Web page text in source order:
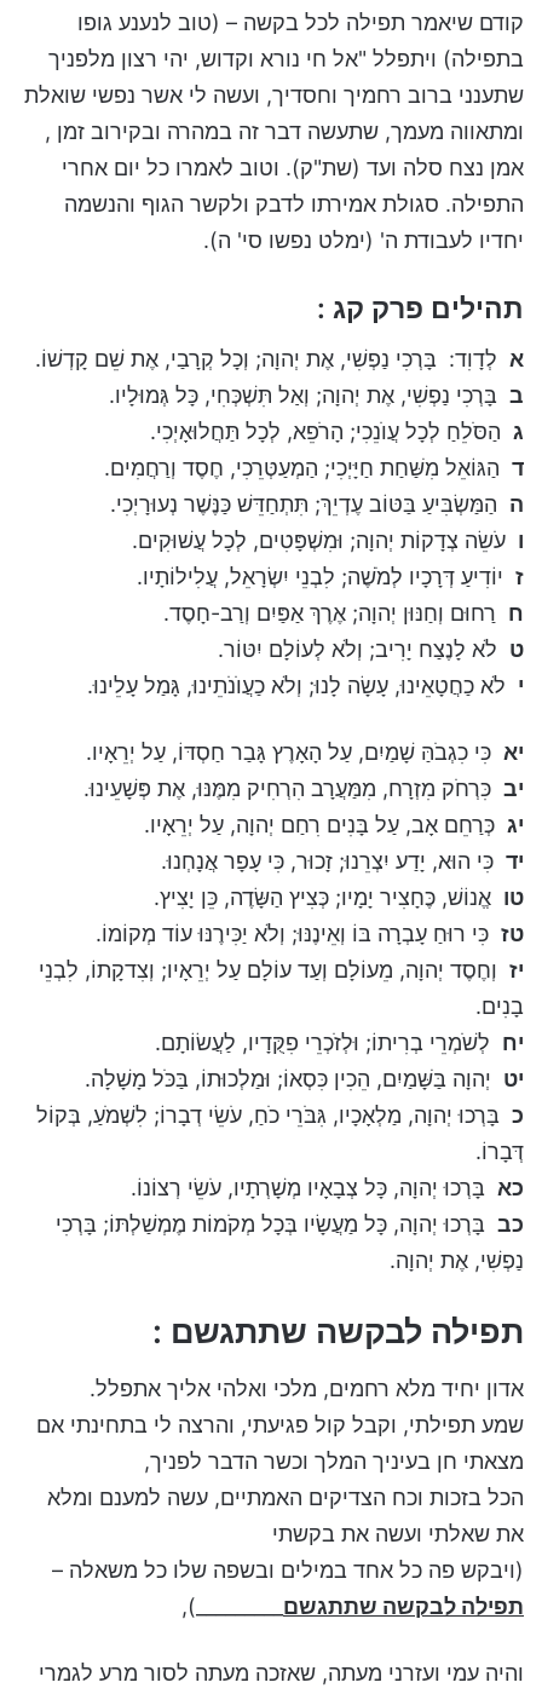
קודם שיאמר תפילה לכל בקשה – (טוב לנענע גופו
בתפילה) ויתפלל "אל חי נורא וקדוש, יהי רצון מלפניך
שתענני ברוב רחמיך וחסדיך, ועשה לי אשר נפשי שואלת
ומתאווה מעמך, שתעשה דבר זה במהרה ובקירוב זמן ,
אמן נצח סלה ועד (שת"ק). וטוב לאמרו כל יום אחרי
התפילה. סגולת אמירתו לדבק ולקשר הגוף והנשמה
יחדיו לעבודת ה' (ימלט נפשו סי' ה).
תהילים פרק קג :
א לְדָוִד: בָּרְכִי נַפְשִׁי, אֶת יְהוָה; וְכָל קְרָבַי, אֶת שֵׁם קָדְשׁוֹ.
ב בָּרְכִי נַפְשִׁי, אֶת יְהוָה; וְאַל תִּשְׁכְּחִי, כָּל גְּמוּלָיו.
ג הַסֹּלֵחַ לְכָל עֲוֺנֵכִי; הָרֹפֵא, לְכָל תַּחֲלוּאָיְכִי.
ד הַגּוֹאֵל מִשַּׁחַת חַיָּיְכִי; הַמְעַטְּרֵכִי, חֶסֶד וְרַחֲמִים.
ה הַמַּשְׂבִּיעַ בַּטּוֹב עֶדְיֵךְ; תִּתְחַדֵּשׁ כַּנֶּשֶׁר נְעוּרָיְכִי.
ו עֹשֵׂה צְדָקוֹת יְהוָה; וּמִשְׁפָּטִים, לְכָל עֲשׁוּקִים.
ז יוֹדִיעַ דְּרָכָיו לְמֹשֶׁה; לִבְנֵי יִשְׂרָאֵל, עֲלִילוֹתָיו.
ח רַחוּם וְחַנּוּן יְהוָה; אֶרֶךְ אַפַּיִם וְרַב-חָסֶד.
ט לֹא לָנֶצַח יָרִיב; וְלֹא לְעוֹלָם יִטּוֹר.
י לֹא כַחֲטָאֵינוּ, עָשָׂה לָנוּ; וְלֹא כַעֲוֺנֹתֵינוּ, גָּמַל עָלֵינוּ.
יא כִּי כִגְבֹהַּ שָׁמַיִם, עַל הָאָרֶץ גָּבַר חַסְדּוֹ, עַל יְרֵאָיו.
יב כִּרְחֹק מִזְרָח, מִמַּעֲרָב הִרְחִיק מִמֶּנּוּ, אֶת פְּשָׁעֵינוּ.
יג כְּרַחֵם אָב, עַל בָּנִים רִחַם יְהוָה, עַל יְרֵאָיו.
יד כִּי הוּא, יָדַע יִצְרֵנוּ; זָכוּר, כִּי עָפָר אֲנָחְנוּ.
טו אֱנוֹשׁ, כֶּחָצִיר יָמָיו; כְּצִיץ הַשָּׂדֶה, כֵּן יָצִיץ.
טז כִּי רוּחַ עָבְרָה בּוֹ וְאֵינֶנּוּ; וְלֹא יַכִּירֶנּוּ עוֹד מְקוֹמוֹ.
יז וְחֶסֶד יְהוָה, מֵעוֹלָם וְעַד עוֹלָם עַל יְרֵאָיו; וְצִדקָתוֹ, לִבְנֵי
בָנִים.
יח לְשֹׁמְרֵי בְרִיתוֹ; וּלְזֹכְרֵי פִקֻּדָיו, לַעֲשׂוֹתָם.
יט יְהוָה בַּשָּׁמַיִם, הֵכִין כִּסְאוֹ; וּמַלְכוּתוֹ, בַּכֹּל מָשָׁלָה.
כ בָּרְכוּ יְהוָה, מַלְאָכָיו, גִּבֹּרֵי כֹחַ, עֹשֵׂי דְבָרוֹ; לִשְׁמֹעַ, בְּקוֹל
דְּבָרוֹ.
כא בָּרְכוּ יְהוָה, כָּל צְבָאָיו מְשָׁרְתָיו, עֹשֵׂי רְצוֹנוֹ.
כב בָּרְכוּ יְהוָה, כָּל מַעֲשָׂיו בְּכָל מְקֹמוֹת מֶמְשַׁלְתּוֹ; בָּרְכִי
נַפְשִׁי, אֶת יְהוָה.
תפילה לבקשה שתתגשם :
אדון יחיד מלא רחמים, מלכי ואלהי אליך אתפלל.
שמע תפילתי, וקבל קול פגיעתי, והרצה לי בתחינתי אם
מצאתי חן בעיניך המלך וכשר הדבר לפניך,
הכל בזכות וכח הצדיקים האמתיים, עשה למענם ומלא
את שאלתי ועשה את בקשתי
(ויבקש פה כל אחד במילים ובשפה שלו כל משאלה –
תפילה לבקשה שתתגשם _________),
והיה עמי ועזרני מעתה, שאזכה מעתה לסור מרע לגמרי